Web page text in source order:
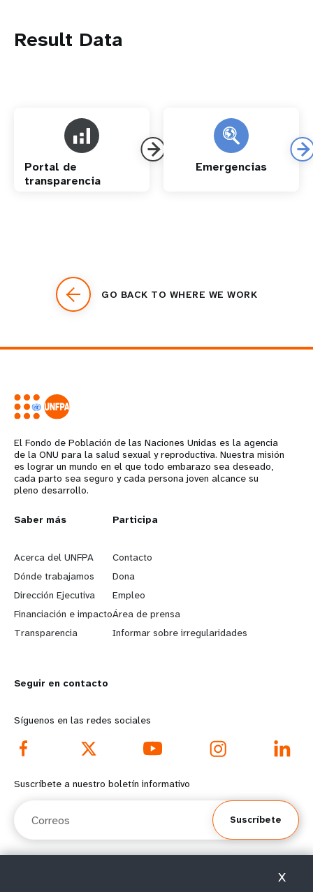
Result Data
Portal de
transparencia
Emergencias
GO BACK TO WHERE WE WORK
El Fondo de Población de las Naciones Unidas es la agencia
de la ONU para la salud sexual y reproductiva. Nuestra misión
es lograr un mundo en el que todo embarazo sea deseado,
cada parto sea seguro y cada persona joven alcance su
pleno desarrollo.
L
e
a
r
n
o
r
e
f
o
t
Saber más
Acerca del UNFPA
Dónde trabajamos
Dirección Ejecutiva
Financiación e impacto
Transparencia
G
o
b
e
y
d
o
t
e
Participa
Contacto
Dona
Empleo
Área de prensa
Informar sobre irregularidades
Seguir en contacto
Síguenos en las redes sociales
Suscríbete a nuestro boletín informativo
Suscríbete
X